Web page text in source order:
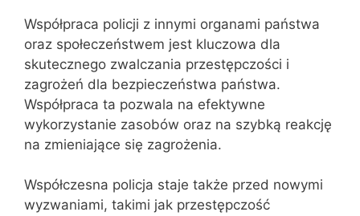
Współpraca policji z innymi organami państwa
oraz społeczeństwem jest kluczowa dla
skutecznego zwalczania przestępczości i
zagrożeń dla bezpieczeństwa państwa.
Współpraca ta pozwala na efektywne
wykorzystanie zasobów oraz na szybką reakcję
na zmieniające się zagrożenia.
Współczesna policja staje także przed nowymi
wyzwaniami, takimi jak przestępczość